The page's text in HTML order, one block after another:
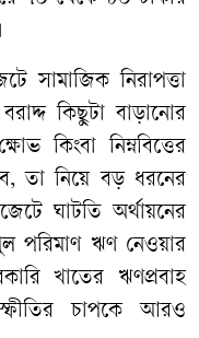
সামাজিক নিরাপত্তা
বরাদ্দ কিছুটা বাড়ানোর
ক্ষোভ কিংবা নিম্নবিত্তের
,তা নিয়ে বড় ধরনের
ঘাটতি অর্থায়নের
পরিমাণ ঋণ নেওয়ার
খাতের
ঋণপ্রবাহ
চাপকে
আরও